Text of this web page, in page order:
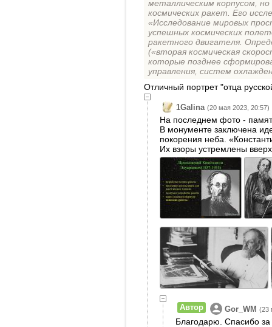
металлическим корпусом,
космических ракет. Его
«Исследование мировых
успешных космических
ракетного двигателя.
(«вторая космическая
которые позднее
управления, систем
Отличный портрет "отца
1Galina (20 мая 2023, 20:57)
На последнем фото -
В монументе заключена
покорения неба.
Их взоры устремлены
Автор Gor_WM (23
Благодарю. Спасибо